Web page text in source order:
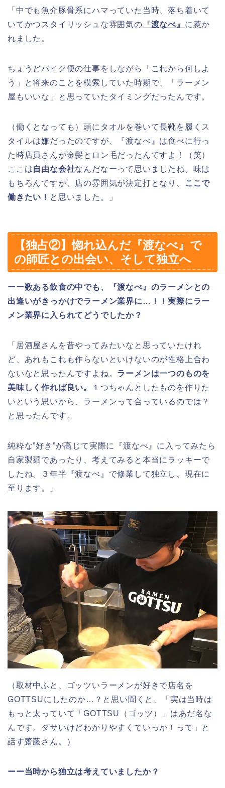
「中でも魚介豚骨系にハマっていた当時、落ち着いて
いてかつスタイリッシュな雰囲気の 『渡なべ』 に惹か
れました。
ちょうどバイク便の仕事をしながら「これから何しよ
う」と将来のことを模索していた時期で、「ラーメン
屋もいいな」と思っていたタイミングだったんです。
（働くとなっても）頭にタオルを巻いて長靴を履くス
タイルは嫌だったのですが、『渡なべ』は食べに行っ
た時店員さんが金髪とロン毛だったんですよ！（笑）
ここは自由な会社なんだなーって思いましたね。味は
もちろんですが、店の雰囲気が決定打となり、
ここで
働きたい！ と思いました。」
【独占②】惚れ込んだ『渡なべ』で
の師匠との出会い、そして独立へ
ーー数ある飲食の中でも、『渡なべ』のラーメンとの
出逢いがきっかけでラーメン業界に…！！実際にラー
メン業界に入られてどうでしたか？
「居酒屋さんを昔やってみたいなと思っていたけれ
ど、あれもこれも作らないといけないのが性格上合わ
ないなと思ったんですよね。 ラーメンは一つのものを
美味しく作れば良い。
１つちゃんとしたものを作りた
いという思いから、ラーメンって合っているのでは？
と思ったんです。
純粋な”好き”が高じて実際に『渡なべ』に入ってみたら
自家製麺であったり、考えてみると本当にラッキーで
したね。３年半『渡なべ』で修業して独立し、現在に
至ります。」
（取材中ふと、ゴッツいラーメンが好きで店名を
GOTTSUにしたのか…？と思い聞くと、「実は当時は
もっと太っていて「GOTTSU（ゴッツ）」はあだ名な
んです。ダサいけどわかりやすくていっか！って」と
話す齋藤さん。）
ーー当時から独立は考えていましたか？